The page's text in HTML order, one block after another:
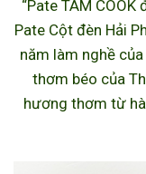
“Pate TÂM
Pate Cột đèn Hải
năm làm nghề
thơm béo của
hương thơm từ